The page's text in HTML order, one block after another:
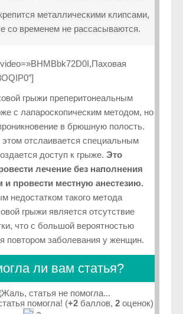
металлическими клипсами,
со временем не рассасываются.
грыжи преперитонеальным
с лапароскопическим методом, но
в брюшную полость.
отслаивается специальным
доступ к грыже. Это
лечение без наполнения
и провести местную анестезию.
недостатком такого метода
грыжи является отсутствие
что с большой вероятностью
повтором заболевания у женщин.
ли вам статья?
(+2 баллов, 2 оценок)